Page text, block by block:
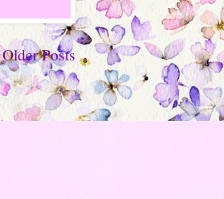
Older Posts